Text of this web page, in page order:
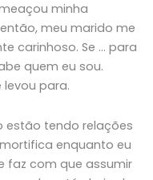
minha
meu marido me
carinhoso. Se … para
quem eu sou.
para.
estão tendo relações
enquanto eu
faz com que assumir